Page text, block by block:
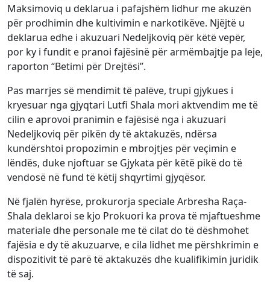
Maksimoviq u deklarua i pafajshëm lidhur me akuzën
për prodhimin dhe kultivimin e narkotikëve. Njëjtë u
deklarua edhe i akuzuari Nedeljkoviq për këtë vepër,
por ky i fundit e pranoi fajësinë për armëmbajtje pa leje,
raporton “Betimi për Drejtësi”.
Pas marrjes së mendimit të palëve, trupi gjykues i
kryesuar nga gjyqtari Lutfi Shala mori aktvendim me të
cilin e aprovoi pranimin e fajësisë nga i akuzuari
Nedeljkoviq për pikën dy të aktakuzës, ndërsa
kundërshtoi propozimin e mbrojtjes për veçimin e
lëndës, duke njoftuar se Gjykata për këtë pikë do të
vendosë në fund të këtij shqyrtimi gjyqësor.
Në fjalën hyrëse, prokurorja speciale Arbresha Raça-
Shala deklaroi se kjo Prokuori ka prova të mjaftueshme
materiale dhe personale me të cilat do të dëshmohet
fajësia e dy të akuzuarve, e cila lidhet me përshkrimin e
dispozitivit të parë të aktakuzës dhe kualifikimin juridik
të saj.